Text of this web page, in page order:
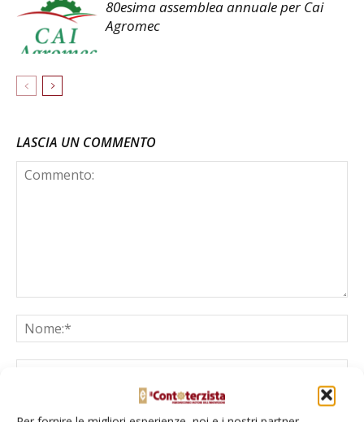
80esima assemblea annuale per Cai
Agromec
LASCIA UN COMMENTO